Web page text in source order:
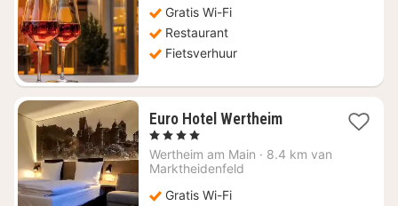
131,78
Gratis Wi-Fi
Restaurant
Fietsverhuur
Euro Hotel Wertheim1
vanaf
, 4 Sterren
Wertheim am Main · 8.4 km van
Marktheidenfeld
Gratis Wi-Fi